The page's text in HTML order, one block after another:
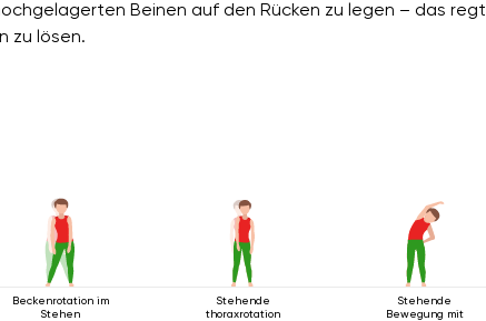
Beinen auf den Rücken zu legen – das regt
zu lösen.
Beckenrotation im
Stehen
Stehende
thoraxrotation
Stehende
Bewegung mit